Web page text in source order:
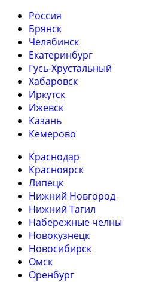
Россия
Брянск
Челябинск
Екатеринбург
Гусь-Хрустальный
Хабаровск
Иркутск
Ижевск
Казань
Кемерово
Краснодар
Красноярск
Липецк
Нижний Новгород
Нижний Тагил
Набережные челны
Новокузнецк
Новосибирск
Омск
Оренбург